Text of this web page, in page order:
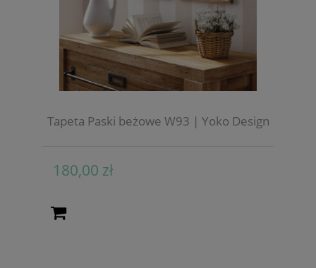
Tapeta Paski beżowe W93 | Yoko Design
180,00 zł